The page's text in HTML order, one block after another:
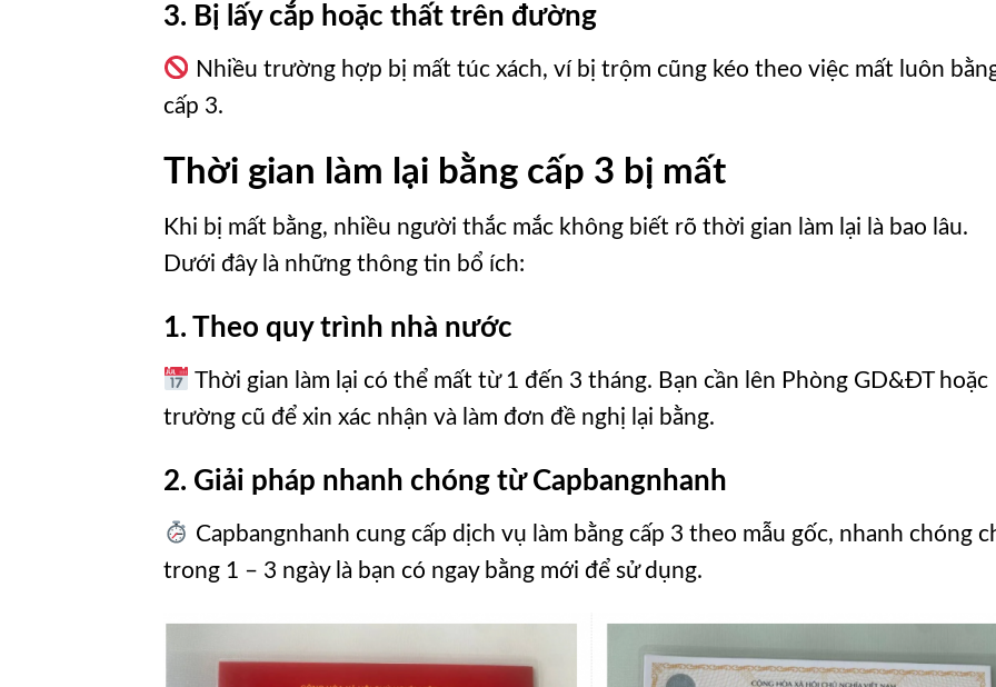
3. Bị lấy cắp hoặc thất trên đường
Nhiều trường hợp bị mất túc xách, ví bị trộm cũng kéo theo việc mất luôn
cấp 3.
Thời gian làm lại bằng cấp 3 bị mất
Khi bị mất bằng, nhiều người thắc mắc không biết rõ thời gian làm lại là bao lâu.
Dưới đây là những thông tin bổ ích:
1. Theo quy trình nhà nước
Thời gian làm lại có thể mất từ 1 đến 3 tháng. Bạn cần lên Phòng GD&ĐT hoặc
trường cũ để xin xác nhận và làm đơn đề nghị lại bằng.
2. Giải pháp nhanh chóng từ Capbangnhanh
Capbangnhanh cung cấp dịch vụ làm bằng cấp 3 theo mẫu gốc, nhanh chóng
trong 1 – 3 ngày là bạn có ngay bằng mới để sử dụng.